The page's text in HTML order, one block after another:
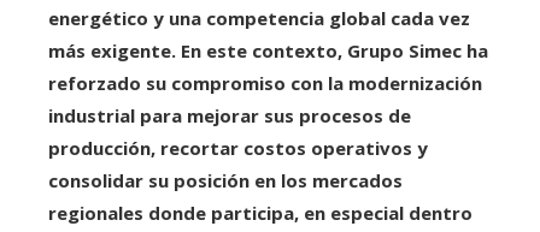
energético y una competencia global cada vez
más exigente. En este contexto, Grupo Simec ha
reforzado su compromiso con la modernización
industrial para mejorar sus procesos de
producción, recortar costos operativos y
consolidar su posición en los mercados
regionales donde participa, en especial dentro